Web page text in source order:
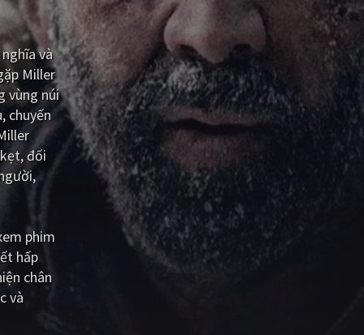
và
Miller
vùng núi
chuyến
đối
phim
hấp
chân
và